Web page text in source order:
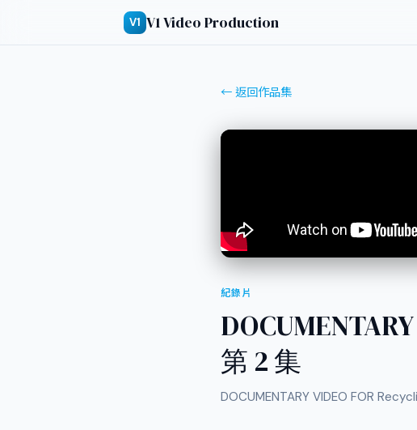
V1 V1 Video Production
← 返回作品集
紀錄片
第 2 集
DOCUMENTARY VIDEO FOR